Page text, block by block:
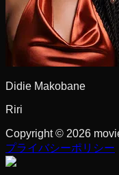
Didie Makobane
Riri
Copyright © 2026
プライバシーポリシー